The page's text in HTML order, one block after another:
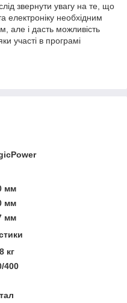
звернути увагу на те, що
електроніку необхідним
але і дасть можливість
участі в програмі
мм
мм
мм
кг
400